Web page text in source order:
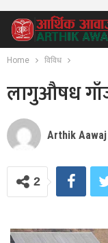
Home विविध
लागुऔषध
Arthik Aawaj
2